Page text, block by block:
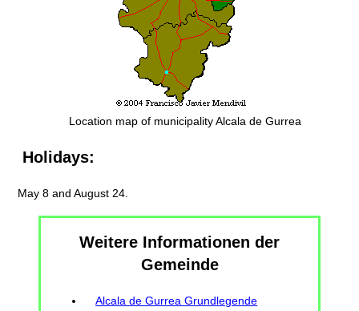
Location map of municipality Alcala de Gurrea
Holidays:
May 8 and August 24.
Weitere Informationen der
Gemeinde
Alcala de Gurrea Grundlegende